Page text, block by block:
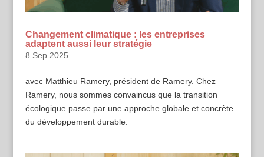
Changement climatique : les entreprises
adaptent aussi leur stratégie
8 Sep 2025
avec Matthieu Ramery, président de Ramery. Chez
Ramery, nous sommes convaincus que la transition
écologique passe par une approche globale et concrète
du développement durable.